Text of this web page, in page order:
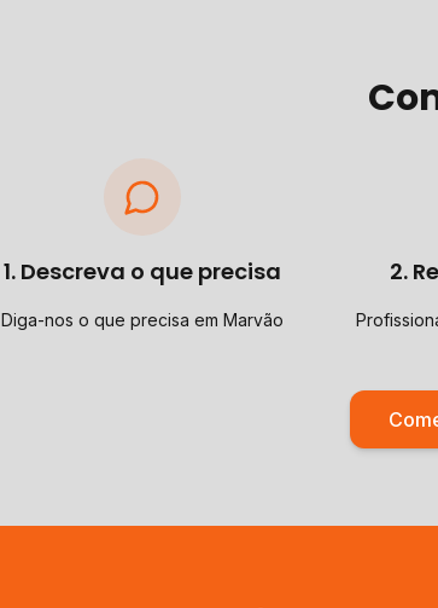
1. Descreva o que precisa
Diga-nos o que precisa em Marvão
2.